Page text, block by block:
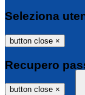
Seleziona
button close ×
Recupero
button close ×